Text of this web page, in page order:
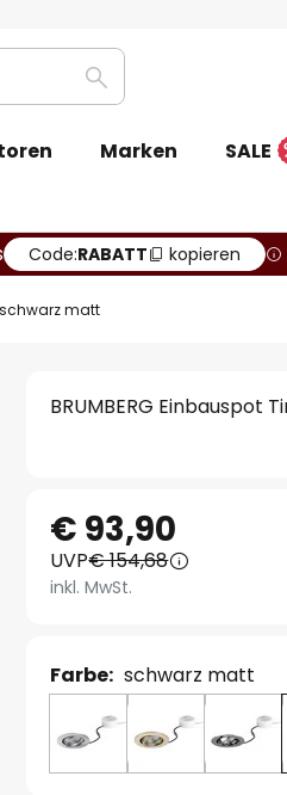
Suche
Marken SALE
Code:RABATT kopieren
schwarz matt
BRUMBERG Einbauspot
€ 93,90
UVP€ 154,68
inkl. MwSt.
Farbe: schwarz matt